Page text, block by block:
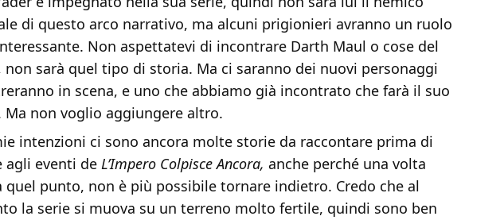
di questo arco narrativo, ma alcuni prigionieri avranno un ruolo
Non aspettatevi di incontrare Darth Maul o cose del
non sarà quel tipo di storia. Ma ci saranno dei nuovi personaggi
in scena, e uno che abbiamo già incontrato che farà il suo
non voglio aggiungere altro.
intenzioni ci sono ancora molte storie da raccontare prima di
agli eventi de L’Impero Colpisce Ancora, anche perché una volta
quel punto, non è più possibile tornare indietro. Credo che al
la serie si muova su un terreno molto fertile, quindi sono ben